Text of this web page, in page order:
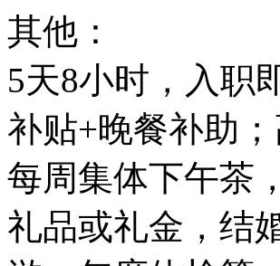
其他：
5天8小时，入职
补贴+晚餐补助
每周集体下午茶
礼品或礼金，结